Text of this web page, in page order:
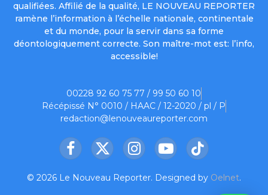
qualifiées. Affilié de la qualité, LE NOUVEAU REPORTER
ramène l’information à l’échelle nationale, continentale
et du monde, pour la servir dans sa forme
déontologiquement correcte. Son maître-mot est: l’info,
accessible!
00228 92 60 75 77 / 99 50 60 10
Récépissé N° 0010 / HAAC / 12-2020 / pl / P
redaction@lenouveaureporter.com
Facebook
X
InstagramYouTubeTikTok
© 2026 Le Nouveau Reporter. Designed by Oelnet.